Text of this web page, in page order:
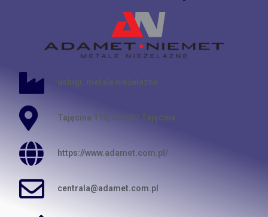
usługi, metale nieżelazne
Tajęcina 110, 36-002 Tajęcina
https://www.adamet.com.pl/
centrala@adamet.com.pl